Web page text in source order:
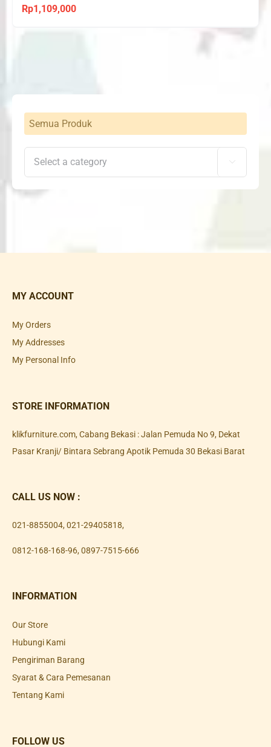
Rp1,109,000
Semua Produk

MY ACCOUNT
My Orders
My Addresses
My Personal Info
STORE INFORMATION
klikfurniture.com, Cabang Bekasi : Jalan Pemuda No 9, Dekat
Pasar Kranji/ Bintara Sebrang Apotik Pemuda 30 Bekasi Barat
CALL US NOW :
021-8855004, 021-29405818,
0812-168-168-96, 0897-7515-666
INFORMATION
Our Store
Hubungi Kami
Pengiriman Barang
Syarat & Cara Pemesanan
Tentang Kami
FOLLOW US